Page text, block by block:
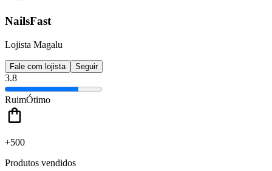
NailsFast
Lojista Magalu
Fale com lojista Seguir
3.8
RuimÓtimo
+500
Produtos vendidos